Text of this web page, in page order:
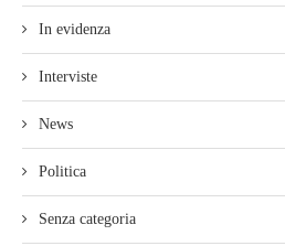
In evidenza
Interviste
News
Politica
Senza categoria